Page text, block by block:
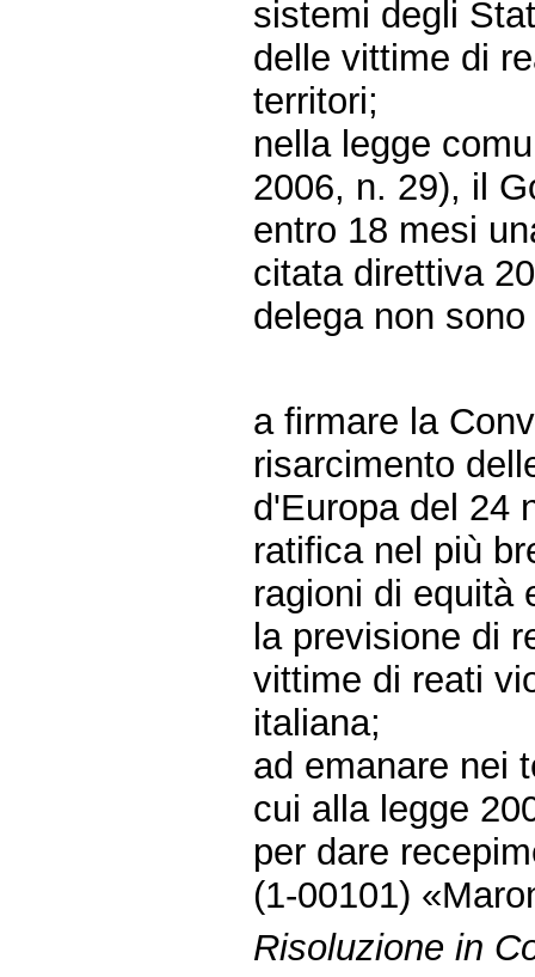
sistemi degli
delle vittime di
territori;
nella legge
2006, n. 29), il
entro 18 mesi
citata direttiva
delega non
a firmare la
risarcimento
d'Europa del 24
ratifica nel più
ragioni di equità
la previsione di
vittime di reati
italiana;
ad emanare nei
cui alla legge
per dare
(1-00101)
Risoluzione in